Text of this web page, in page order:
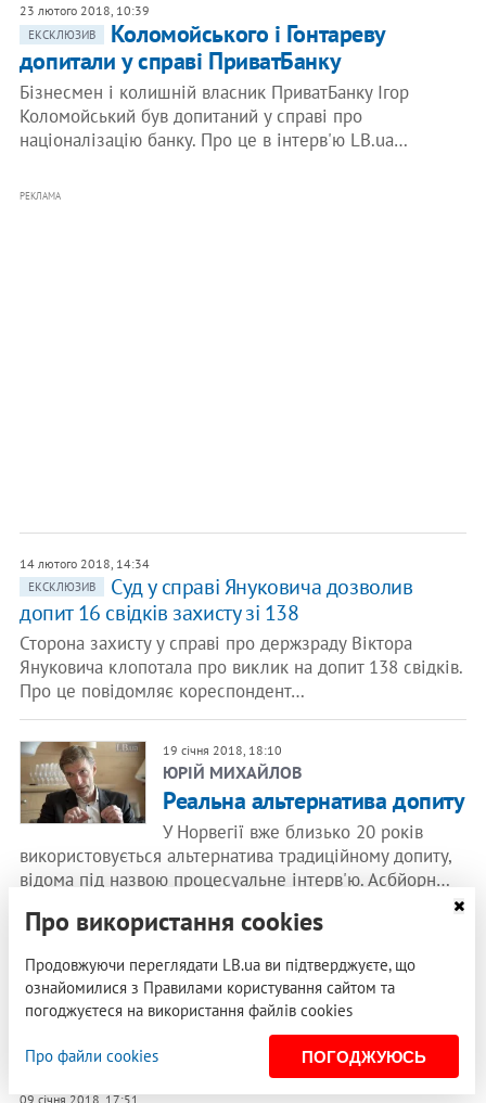
23 лютого 2018, 10:39
ЕКСКЛЮЗИВ
Коломойського і Гонтареву
допитали у справі ПриватБанку
Бізнесмен і колишній власник ПриватБанку Ігор
Коломойський був допитаний у справі про
націоналізацію банку. Про це в інтерв'ю LB.ua…
РЕКЛАМА
14 лютого 2018, 14:34
ЕКСКЛЮЗИВ
Суд у справі Януковича дозволив
допит 16 свідків захисту зі 138
Сторона захисту у справі про держзраду Віктора
Януковича клопотала про виклик на допит 138 свідків.
Про це повідомляє кореспондент…
19 січня 2018, 18:10
ЮРІЙ МИХАЙЛОВ
Реальна альтернатива допиту
У Норвегії вже близько 20 років
використовується альтернатива традиційному допиту,
відома під назвою процесуальне інтерв'ю. Асбйорн…
10 січня 2018, 12:07
Саакашвілі прийшов на допит у СБУ
Колишній президент Грузії, лідер партії "Рух нових
сил" Михайло Саакашвілі прибув на допит у Службу
09 січня 2018, 17:51
Про використання cookies
Продовжуючи переглядати LB.ua ви підтверджуєте, що
ознайомилися з Правилами користування сайтом та
погоджуєтеся на використання файлів cookies
Про файли cookies ПОГОДЖУЮСЬ